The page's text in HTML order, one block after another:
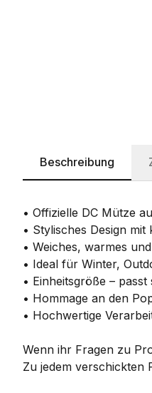
Beschreibung
• Offizielle DC Mütze
• Stylisches Design
• Weiches, warmes
• Ideal für Winter,
• Einheitsgröße –
• Hommage an den
• Hochwertige
Wenn ihr Fragen zu
Zu jedem verschickten